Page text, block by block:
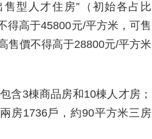
型人才住房”（初始各占比
得高于45800元/平方米，可售
售價不得高于28800元/平方米
含3棟商品房和10棟人才房；
房1736戶，約90平方米三房